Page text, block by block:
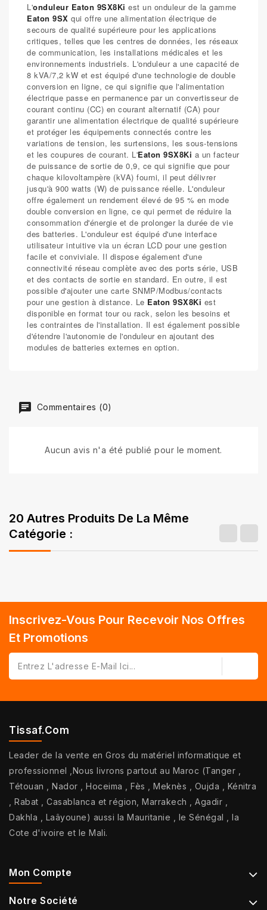
L'onduleur Eaton 9SX8Ki est un onduleur de la gamme
Eaton 9SX qui offre une alimentation électrique de
secours de qualité supérieure pour les applications
critiques, telles que les centres de données, les réseaux
de communication, les installations médicales et les
environnements industriels. L'onduleur a une capacité de
8 kVA/7,2 kW et est équipé d'une technologie de double
conversion en ligne, ce qui signifie que l'alimentation
électrique passe en permanence par un convertisseur de
courant continu (CC) en courant alternatif (CA) pour
garantir une alimentation électrique de qualité supérieure
et protéger les équipements connectés contre les
variations de tension, les surtensions, les sous-tensions
et les coupures de courant. L'Eaton 9SX8Ki a un facteur
de puissance de sortie de 0,9, ce qui signifie que pour
chaque kilovoltampère (kVA) fourni, il peut délivrer
jusqu'à 900 watts (W) de puissance réelle. L'onduleur
offre également un rendement élevé de 95 % en mode
double conversion en ligne, ce qui permet de réduire la
consommation d'énergie et de prolonger la durée de vie
des batteries. L'onduleur est équipé d'une interface
utilisateur intuitive via un écran LCD pour une gestion
facile et conviviale. Il dispose également d'une
connectivité réseau complète avec des ports série, USB
et des contacts de sortie en standard. En outre, il est
possible d'ajouter une carte SNMP/Modbus/contacts
pour une gestion à distance. Le Eaton 9SX8Ki est
disponible en format tour ou rack, selon les besoins et
les contraintes de l'installation. Il est également possible
d'étendre l'autonomie de l'onduleur en ajoutant des
modules de batteries externes en option.
Commentaires (0)
Aucun avis n'a été publié pour le moment.
20 Autres Produits De La Même
Catégorie :
Inscrivez-Vous Pour Recevoir Nos Offres
Et Promotions
Tissaf.com
Leader de la vente en Gros du matériel informatique et
professionnel ,Nous livrons partout au Maroc (Tanger ,
Tétouan , Nador , Hoceima , Fès , Meknès , Oujda , Kénitra
, Rabat , Casablanca et région, Marrakech , Agadir ,
Dakhla , Laâyoune) aussi la Mauritanie , le Sénégal , la
Cote d'ivoire et le Mali.
Mon Compte
Notre Société